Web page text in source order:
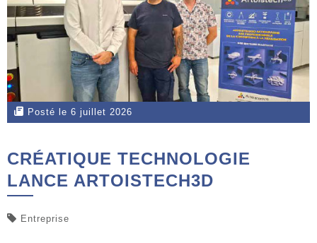
Posté le 6 juillet 2026
CRÉATIQUE TECHNOLOGIE
LANCE ARTOISTECH3D
Entreprise